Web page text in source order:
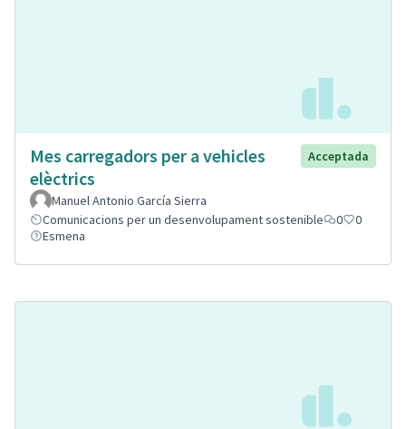
Mes carregadors per a vehicles
elèctrics
Acceptada
Manuel Antonio García Sierra
Comunicacions per un desenvolupament sostenible
0
0
Esmena